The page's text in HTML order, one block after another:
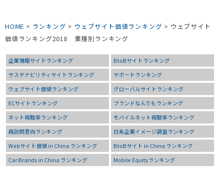
HOME > ランキング > ウェブサイト価値ランキング > ウェブサイト
価値ランキング2018 業種別ランキング
企業情報サイトランキング
BtoBサイトランキング
サステナビリティサイトランキング
サポートランキング
ウェブサイト価値ランキング
グローバルサイトランキング
ECサイトランキング
ブランドなんでもランキング
ネット視聴率ランキング
モバイルネット視聴率ランキング
再訪問意向ランキング
日系企業イメージ調査ランキング
Webサイト価値 in China ランキング
BtoBサイト in China ランキング
Car Brands in China ランキング
Mobile Equityランキング